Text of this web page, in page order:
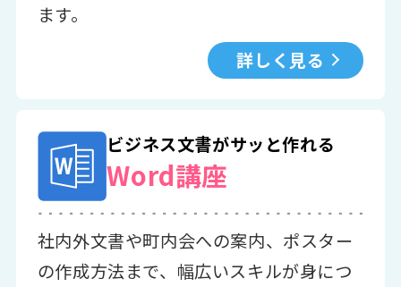
ます。
詳しく見る
ビジネス文書がサッと作れる
Word講座
社内外文書や町内会への案内、ポスター
の作成方法まで、幅広いスキルが身につ